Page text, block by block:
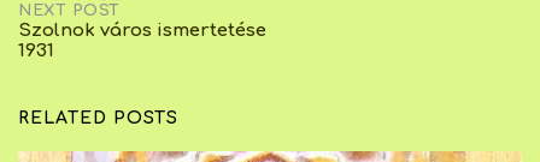
NEXT POST
Szolnok város ismertetése
1931
RELATED POSTS